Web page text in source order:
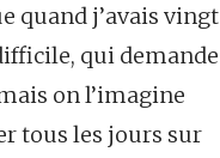
quand j’avais vingt
qui demande
on l’imagine
tous les jours sur